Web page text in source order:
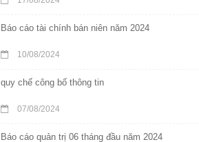
Báo cáo tài chính bán niên năm 2024
10/08/2024
quy chế công bố thông tin
07/08/2024
Báo cáo quản trị 06 tháng đầu năm 2024